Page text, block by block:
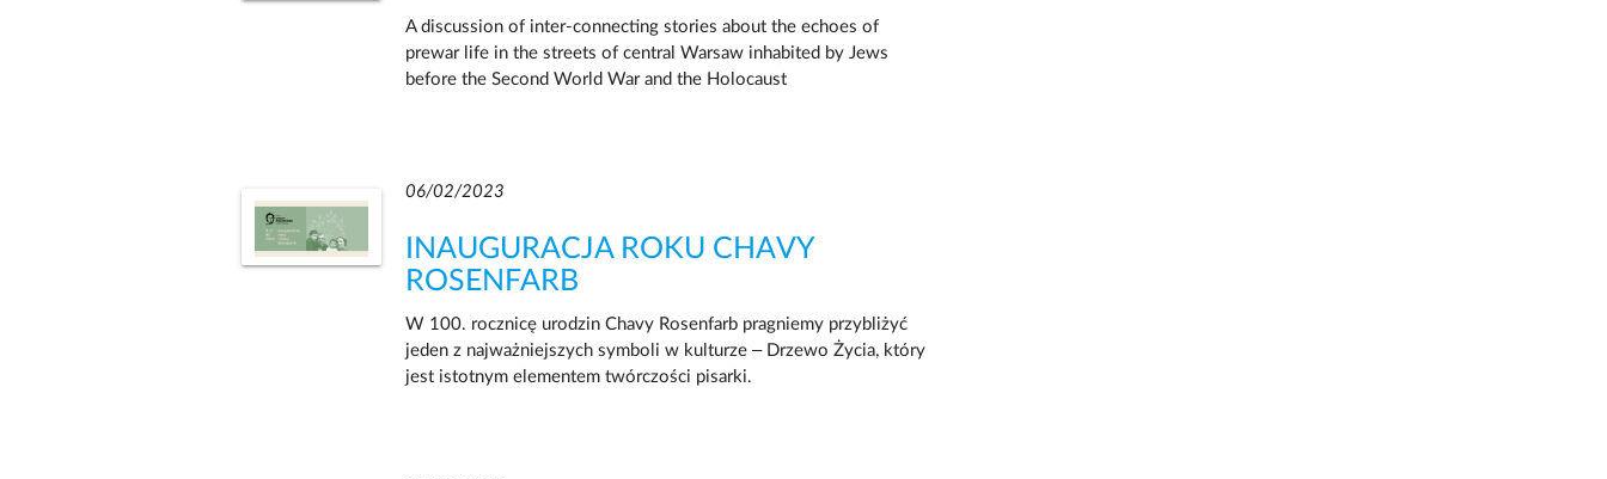
A discussion of inter-connecting stories about the echoes of
prewar life in the streets of central Warsaw inhabited by Jews
before the Second World War and the Holocaust
06/02/2023
INAUGURACJA ROKU CHAVY
ROSENFARB
W 100. rocznicę urodzin Chavy Rosenfarb pragniemy przybliżyć
jeden z najważniejszych symboli w kulturze – Drzewo Życia, który
jest istotnym elementem twórczości pisarki.